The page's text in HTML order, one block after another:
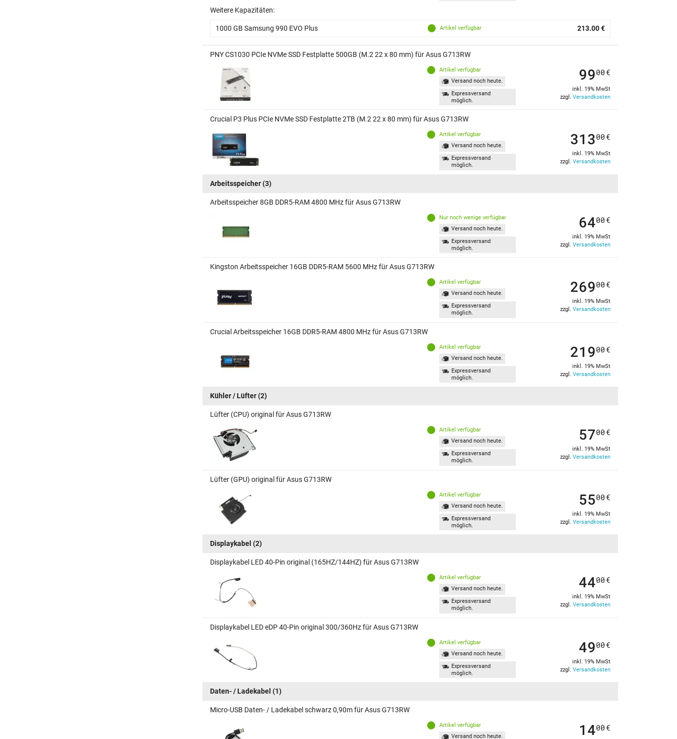
Weitere Kapazitäten:
1000 GB Samsung 990 EVO Plus Artikel verfügbar 213.00 €
PNY CS1030 PCIe NVMe SSD Festplatte 500GB (M.2 22 x 80 mm) für Asus G713RW
Artikel verfügbar
Versand noch heute.
Expressversand
möglich.
9900 €
inkl. 19% MwSt
zzgl. Versandkosten
Crucial P3 Plus PCIe NVMe SSD Festplatte 2TB (M.2 22 x 80 mm) für Asus G713RW
Artikel verfügbar
Versand noch heute.
Expressversand
möglich.
31300 €
inkl. 19% MwSt
zzgl. Versandkosten
Arbeitsspeicher(3)
Arbeitsspeicher 8GB DDR5-RAM 4800 MHz für Asus G713RW
Nur noch wenige verfügbar
Versand noch heute.
Expressversand
möglich.
6400 €
inkl. 19% MwSt
zzgl. Versandkosten
Kingston Arbeitsspeicher 16GB DDR5-RAM 5600 MHz für Asus G713RW
Artikel verfügbar
Versand noch heute.
Expressversand
möglich.
26900 €
inkl. 19% MwSt
zzgl. Versandkosten
Crucial Arbeitsspeicher 16GB DDR5-RAM 4800 MHz für Asus G713RW
Artikel verfügbar
Versand noch heute.
Expressversand
möglich.
21900 €
inkl. 19% MwSt
zzgl. Versandkosten
Kühler / Lüfter(2)
Lüfter (CPU) original für Asus G713RW
Artikel verfügbar
Versand noch heute.
Expressversand
möglich.
5700 €
inkl. 19% MwSt
zzgl. Versandkosten
Lüfter (GPU) original für Asus G713RW
Artikel verfügbar
Versand noch heute.
Expressversand
möglich.
5500 €
inkl. 19% MwSt
zzgl. Versandkosten
Displaykabel (2)
Displaykabel LED 40-Pin original (165HZ/144HZ) für Asus G713RW
Artikel verfügbar
Versand noch heute.
Expressversand
möglich.
4400 €
inkl. 19% MwSt
zzgl. Versandkosten
Displaykabel LED eDP 40-Pin original 300/360Hz für Asus G713RW
Artikel verfügbar
Versand noch heute.
Expressversand
möglich.
4900 €
inkl. 19% MwSt
zzgl. Versandkosten
Daten- / Ladekabel (1)
Micro-USB Daten- / Ladekabel schwarz 0,90m für Asus G713RW
Artikel verfügbar
Versand noch heute.
1400 €